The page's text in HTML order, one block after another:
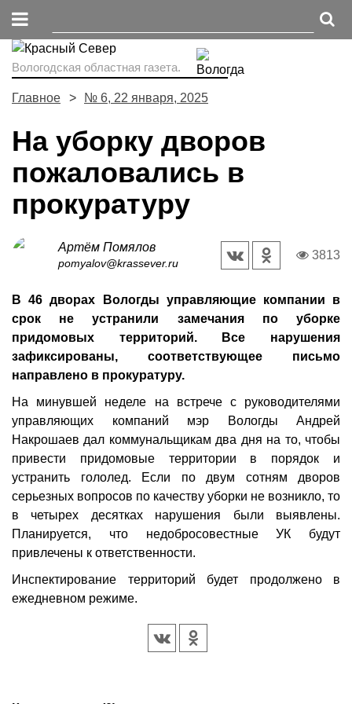
Вологодская областная газета.
Главное № 6, 22 января, 2025
На уборку дворов
пожаловались в
прокуратуру
Артём Помялов
pomyalov@krassever.ru
3813
В 46 дворах Вологды управляющие компании в
срок не устранили замечания по уборке
придомовых территорий. Все нарушения
зафиксированы, соответствующее письмо
направлено в прокуратуру.
На минувшей неделе на встрече с руководителями
управляющих компаний мэр Вологды Андрей
Накрошаев дал коммунальщикам два дня на то, чтобы
привести придомовые территории в порядок и
устранить гололед. Если по двум сотням дворов
серьезных вопросов по качеству уборки не возникло, то
в четырех десятках нарушения были выявлены.
Планируется, что недобросовестные УК будут
привлечены к ответственности.
Инспектирование территорий будет продолжено в
ежедневном режиме.